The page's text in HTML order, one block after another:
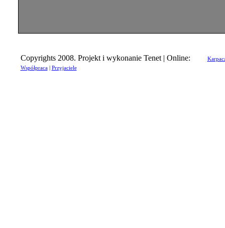
Copyrights 2008. Projekt i wykonanie Tenet | Online:
Współpraca| Przyjaciele